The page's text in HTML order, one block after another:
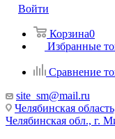
Войти
Корзина0
Избранные
Сравнение
site_sm@mail.ru
Челябинская
Челябинская обл., г.